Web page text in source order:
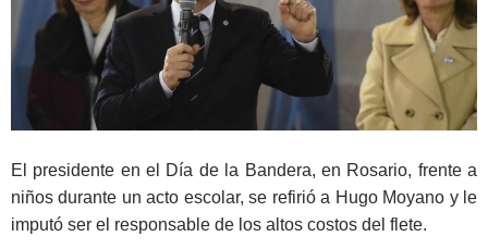
El presidente en el Día de la Bandera, en Rosario, frente a
niños durante un acto escolar, se refirió a Hugo Moyano y le
imputó ser el responsable de los altos costos del flete.